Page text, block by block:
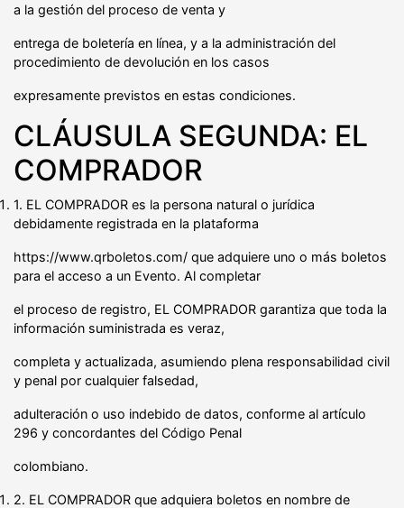
a la gestión del proceso de venta y
entrega de boletería en línea, y a la administración del
procedimiento de devolución en los casos
expresamente previstos en estas condiciones.
CLÁUSULA SEGUNDA: EL
COMPRADOR
1. EL COMPRADOR es la persona natural o jurídica
debidamente registrada en la plataforma
https://www.qrboletos.com/ que adquiere uno o más boletos
para el acceso a un Evento. Al completar
el proceso de registro, EL COMPRADOR garantiza que toda la
información suministrada es veraz,
completa y actualizada, asumiendo plena responsabilidad civil
y penal por cualquier falsedad,
adulteración o uso indebido de datos, conforme al artículo
296 y concordantes del Código Penal
colombiano.
2. EL COMPRADOR que adquiera boletos en nombre de